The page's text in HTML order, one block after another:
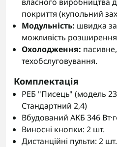
покриття (купольний
Модульність: швидка
можливість
Охолодження:
техобслуговування.
Комплектація
РЕБ "Писець" (модель
Стандартний 2,4)
Вбудований АКБ 346
Виносні кнопки: 2 шт.
Дистанційні пульти: 2 шт.